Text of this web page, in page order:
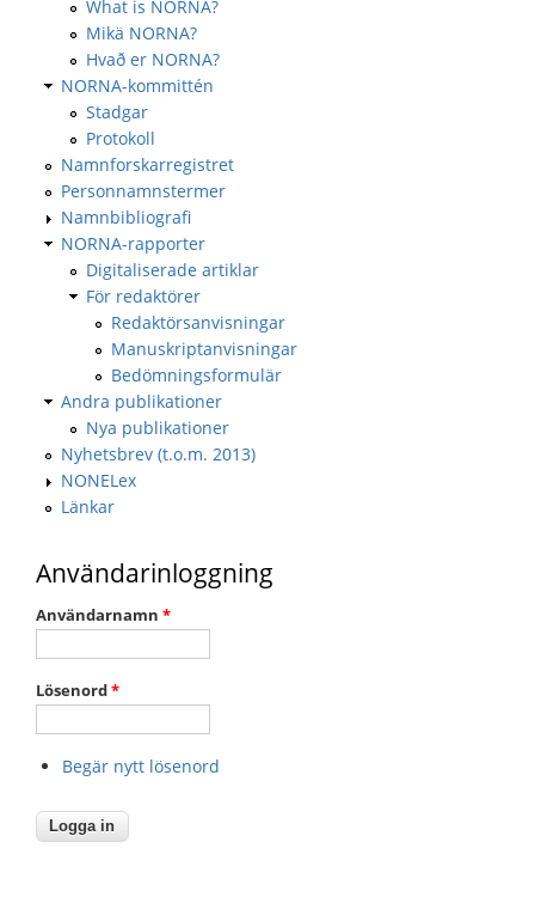
What is NORNA?
Mikä NORNA?
Hvað er NORNA?
NORNA-kommittén
Stadgar
Protokoll
Namnforskarregistret
Personnamnstermer
Namnbibliografi
NORNA-rapporter
Digitaliserade artiklar
För redaktörer
Redaktörsanvisningar
Manuskriptanvisningar
Bedömningsformulär
Andra publikationer
Nya publikationer
Nyhetsbrev (t.o.m. 2013)
NONELex
Länkar
Användarinloggning
Användarnamn *
Lösenord*
Begär nytt lösenord